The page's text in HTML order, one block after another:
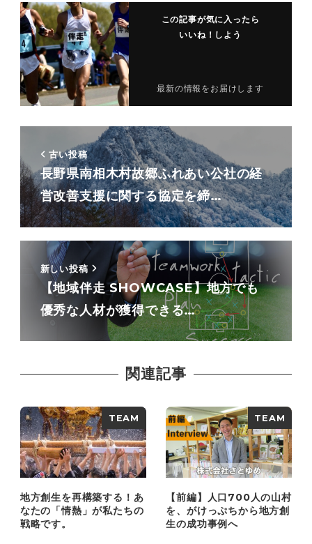
この記事が気に入ったら
いいね！しよう
最新の情報をお届けします
古い投稿
長野県南相木村故郷ふれあい公社の経
営改善支援に関する協定を締…
新しい投稿
【地域伴走 SHOWCASE】地方でも
優秀な人材が獲得できる…
関連記事
TEAM
地方創生を再構築する！あ
なたの「情熱」が私たちの
戦略です。
TEAM
【前編】人口700人の山村
を、がけっぷちから地方創
生の成功事例へ